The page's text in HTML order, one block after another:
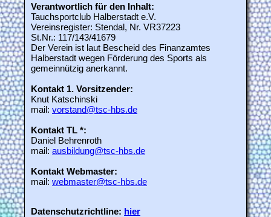
Verantwortlich für den Inhalt:
Tauchsportclub Halberstadt e.V.
Vereinsregister: Stendal, Nr. VR37223
St.Nr.: 117/143/41679
Der Verein ist laut Bescheid des Finanzamtes
Halberstadt wegen Förderung des Sports als
gemeinnützig anerkannt.
Kontakt 1. Vorsitzender:
Knut Katschinski
mail: vorstand@tsc-hbs.de
Kontakt TL *:
Daniel Behrenroth
mail: ausbildung@tsc-hbs.de
Kontakt Webmaster:
mail: webmaster@tsc-hbs.de
Datenschutzrichtline: hier